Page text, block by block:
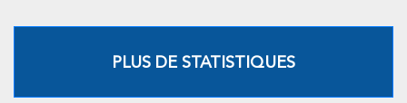
PLUS DE STATISTIQUES